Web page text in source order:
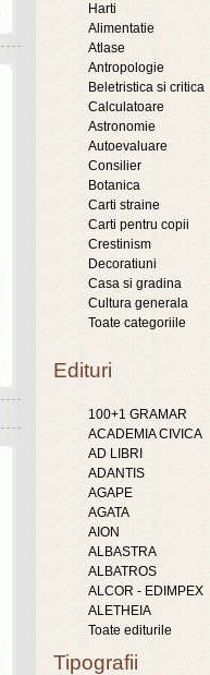
Harti
Alimentatie
Atlase
Antropologie
Beletristica si critica
Calculatoare
Astronomie
Autoevaluare
Consilier
Botanica
Carti straine
Carti pentru copii
Crestinism
Decoratiuni
Casa si gradina
Cultura generala
Toate categoriile
Edituri
100+1 GRAMAR
ACADEMIA CIVICA
AD LIBRI
ADANTIS
AGAPE
AGATA
AION
ALBASTRA
ALBATROS
ALCOR - EDIMPEX
ALETHEIA
Toate editurile
Tipografii